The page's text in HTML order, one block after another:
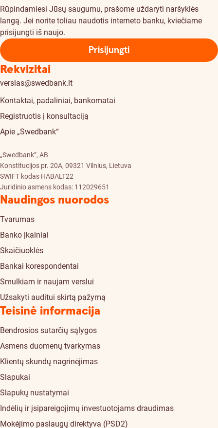
Rūpindamiesi Jūsų saugumu, prašome uždaryti naršyklės
langą. Jei norite toliau naudotis interneto banku, kviečiame
prisijungti iš naujo.
Prisijungti
Rekvizitai
verslas@swedbank.lt
Kontaktai, padaliniai, bankomatai
Registruotis į konsultaciją
Apie „Swedbank“
„Swedbank”, AB
Konstitucijos pr. 20A, 09321 Vilnius, Lietuva
SWIFT kodas HABALT22
Juridinio asmens kodas: 112029651
Naudingos nuorodos
Tvarumas
Banko įkainiai
Skaičiuoklės
Bankai korespondentai
Smulkiam ir naujam verslui
Užsakyti auditui skirtą pažymą
Teisinė informacija
Bendrosios sutarčių sąlygos
Asmens duomenų tvarkymas
Klientų skundų nagrinėjimas
Slapukai
Slapukų nustatymai
Indėlių ir įsipareigojimų investuotojams draudimas
Mokėjimo paslaugų direktyva (PSD2)